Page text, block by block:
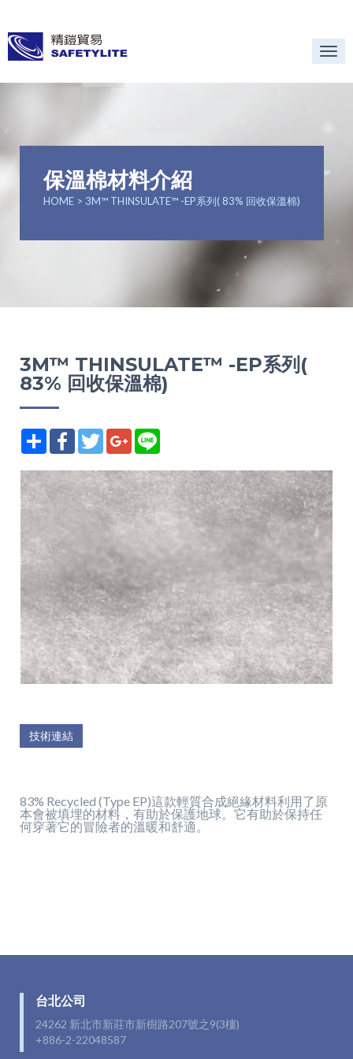
保溫棉材料介紹
HOME > 3M™ THINSULATE™ -EP系列( 83% 回收保溫棉)
3M™ THINSULATE™ -EP系列(
83% 回收保溫棉)
分享 FacebookTwitterGoogle+
技術連結
83% Recycled (Type EP)這款輕質合成絕緣材料利用了原
本會被填埋的材料，有助於保護地球。它有助於保持任
何穿著它的冒險者的溫暖和舒適。
台北公司
24262 新北市新莊市新樹路207號之9(3樓)
+886-2-22048587